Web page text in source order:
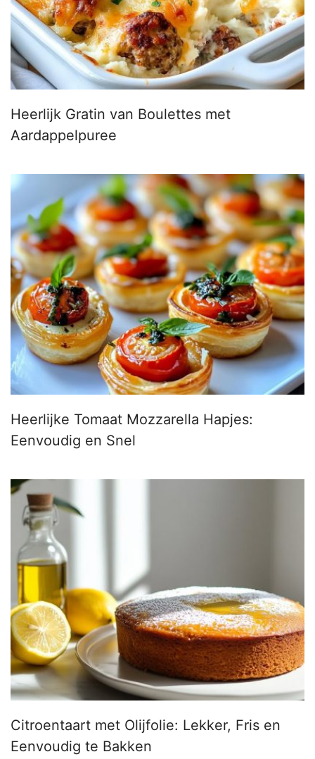
Heerlijk Gratin van Boulettes met
Aardappelpuree
Heerlijke Tomaat Mozzarella Hapjes:
Eenvoudig en Snel
Citroentaart met Olijfolie: Lekker, Fris en
Eenvoudig te Bakken